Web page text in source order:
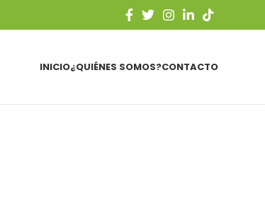
INICIO¿QUIÉNES SOMOS?CONTACTO